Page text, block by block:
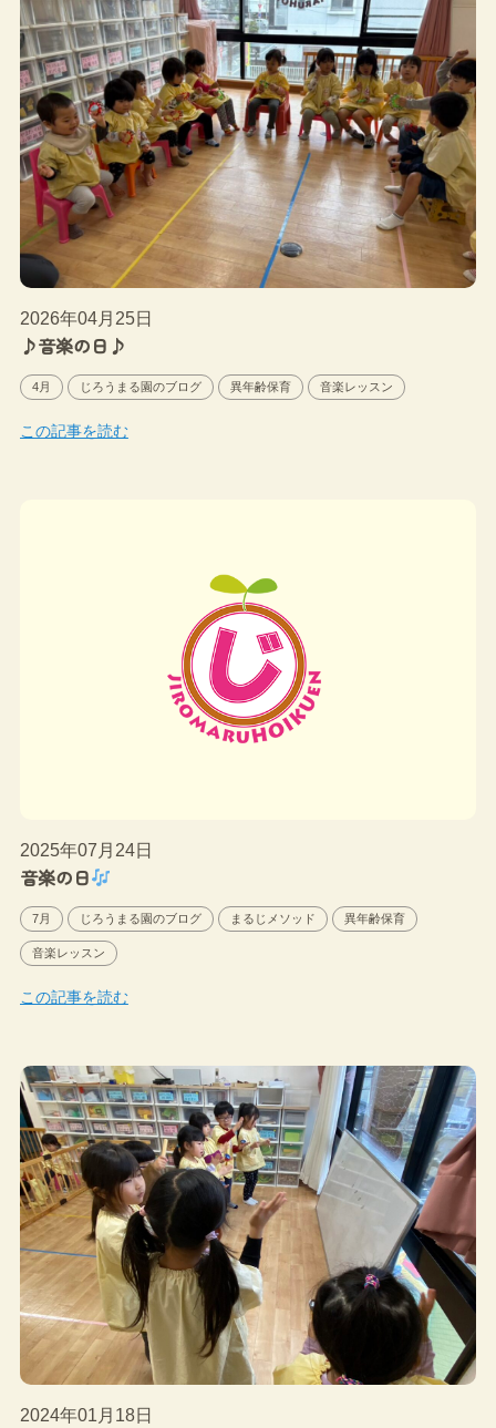
2026年04月25日
♪音楽の日♪
4月 じろうまる園のブログ 異年齢保育 音楽レッスン
この記事を読む
2025年07月24日
音楽の日
7月 じろうまる園のブログ まるじメソッド 異年齢保育
音楽レッスン
この記事を読む
2024年01月18日